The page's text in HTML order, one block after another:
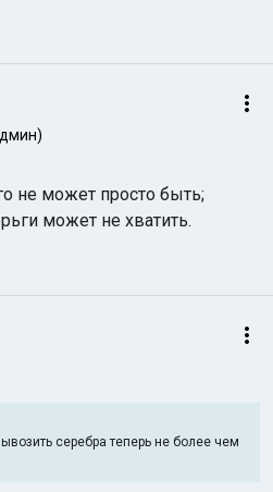
не может просто быть;
может не хватить.
серебра теперь не более чем